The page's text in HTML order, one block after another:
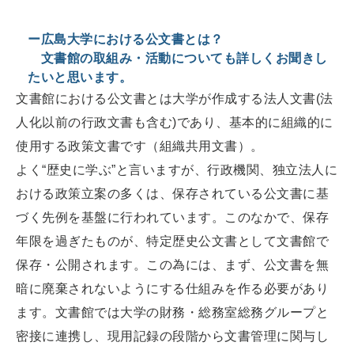
ー広島大学における公文書とは？
文書館の取組み・活動についても詳しくお聞きし
たいと思います。
文書館における公文書とは大学が作成する法人文書(法
人化以前の行政文書も含む)であり、基本的に組織的に
使用する政策文書です（組織共用文書）。
よく“歴史に学ぶ”と言いますが、行政機関、独立法人に
おける政策立案の多くは、保存されている公文書に基
づく先例を基盤に行われています。このなかで、保存
年限を過ぎたものが、特定歴史公文書として文書館で
保存・公開されます。この為には、まず、公文書を無
暗に廃棄されないようにする仕組みを作る必要があり
ます。文書館では大学の財務・総務室総務グループと
密接に連携し、現用記録の段階から文書管理に関与し